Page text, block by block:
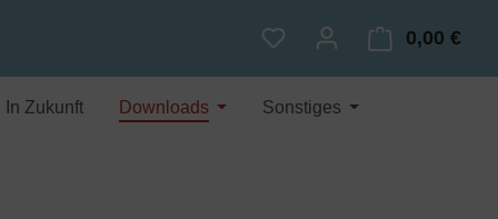
Du hast 0 Produkte auf
0,00 €
In Zukunft Downloads Sonstiges